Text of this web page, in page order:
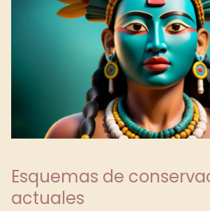
Esquemas de
actuales